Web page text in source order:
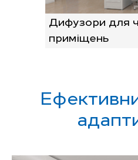
Дифузори для
приміщень